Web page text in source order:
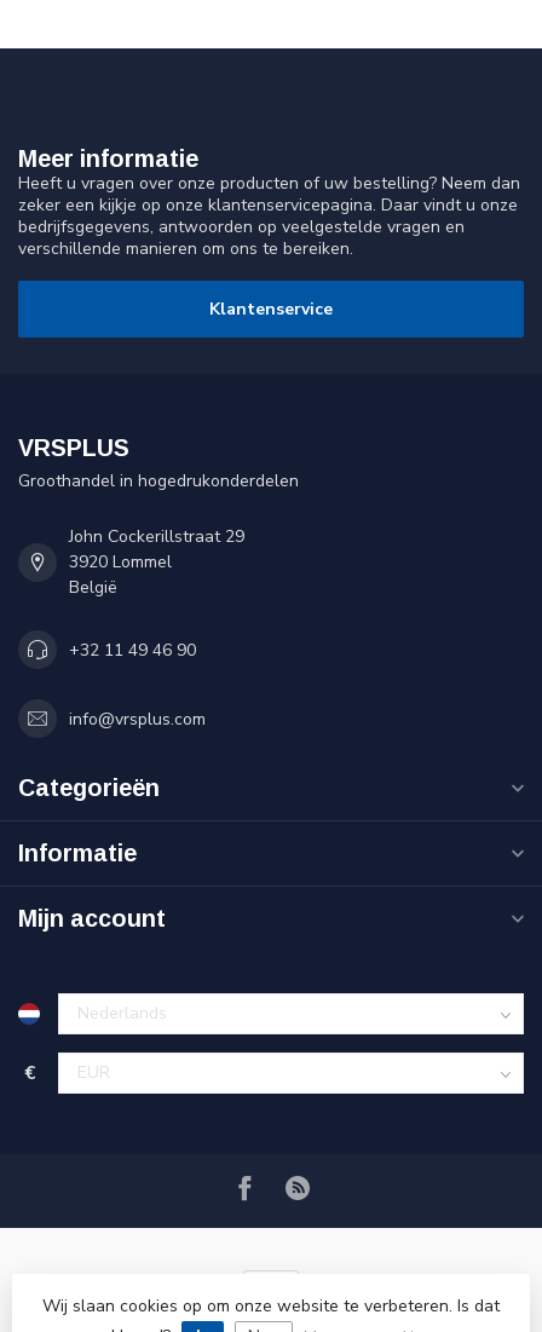
Meer informatie
Heeft u vragen over onze producten of uw bestelling? Neem dan
zeker een kijkje op onze klantenservicepagina. Daar vindt u onze
bedrijfsgegevens, antwoorden op veelgestelde vragen en
verschillende manieren om ons te bereiken.
Klantenservice
VRSPLUS
Groothandel in hogedrukonderdelen
John Cockerillstraat 29
3920 Lommel
België
+32 11 49 46 90
info@vrsplus.com
Categorieën
Informatie
Mijn account
€
Wij slaan cookies op om onze website te verbeteren. Is dat